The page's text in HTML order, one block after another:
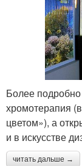
Более
хромотерапия
цветом»), а
и в искусстве
читать дальше →